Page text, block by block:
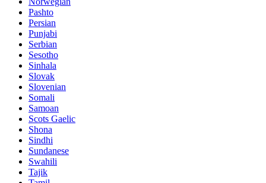
Pashto
Persian
Punjabi
Serbian
Sesotho
Sinhala
Slovak
Slovenian
Somali
Samoan
Scots Gaelic
Shona
Sindhi
Sundanese
Swahili
Tajik